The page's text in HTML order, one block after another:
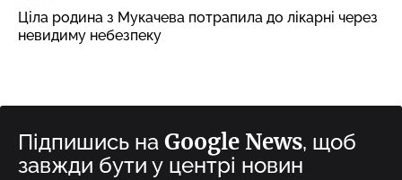
Ціла родина з Мукачева потрапила до лікарні через
невидиму небезпеку
Підпишись на Google News, щоб
завжди бути у центрі новин